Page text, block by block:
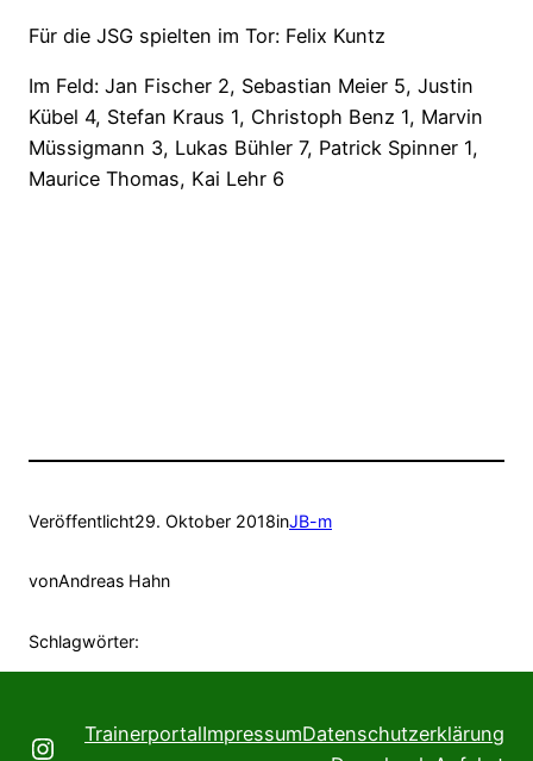
Für die JSG spielten im Tor: Felix Kuntz
Im Feld: Jan Fischer 2, Sebastian Meier 5, Justin
Kübel 4, Stefan Kraus 1, Christoph Benz 1, Marvin
Müssigmann 3, Lukas Bühler 7, Patrick Spinner 1,
Maurice Thomas, Kai Lehr 6
Veröffentlicht29. Oktober 2018inJB-m
vonAndreas Hahn
Schlagwörter:
Instagram
TrainerportalImpressumDatenschutzerklärung